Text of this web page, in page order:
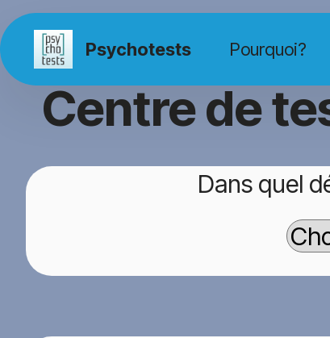
Psychotests Pourquoi?
Centre de
Dans quel